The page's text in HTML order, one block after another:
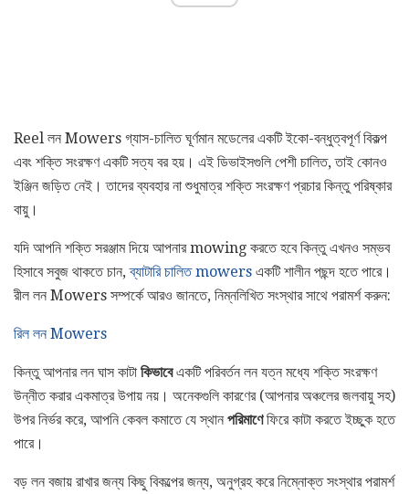
Reel লন Mowers গ্যাস-চালিত ঘূর্ণমান মডেলের একটি ইকো-বন্ধুত্বপূর্ণ বিকল্প
এবং শক্তি সংরক্ষণ একটি সত্য বর হয়। এই ডিভাইসগুলি পেশী চালিত, তাই কোনও
ইঞ্জিন জড়িত নেই। তাদের ব্যবহার না শুধুমাত্র শক্তি সংরক্ষণ প্রচার কিন্তু পরিষ্কার
বায়ু।
যদি আপনি শক্তি সরঞ্জাম দিয়ে আপনার mowing করতে হবে কিন্তু এখনও সম্ভব
হিসাবে সবুজ থাকতে চান,ব্যাটারি চালিত mowers একটি শালীন পছন্দ হতে পারে।
রীল লন Mowers সম্পর্কে আরও জানতে, নিম্নলিখিত সংস্থার সাথে পরামর্শ করুন:
রিল লন Mowers
কিন্তু আপনার লন ঘাস কাটা কিভাবেএকটি পরিবর্তন লন যত্ন মধ্যে শক্তি সংরক্ষণ
উন্নীত করার একমাত্র উপায় নয়। অনেকগুলি কারণের (আপনার অঞ্চলের জলবায়ু সহ)
উপর নির্ভর করে, আপনি কেবল কমাতে যে স্থান পরিমাণেফিরে কাটা করতে ইচ্ছুক হতে
পারে।
বড় লন বজায় রাখার জন্য কিছু বিকল্পের জন্য, অনুগ্রহ করে নিম্নোক্ত সংস্থার পরামর্শ